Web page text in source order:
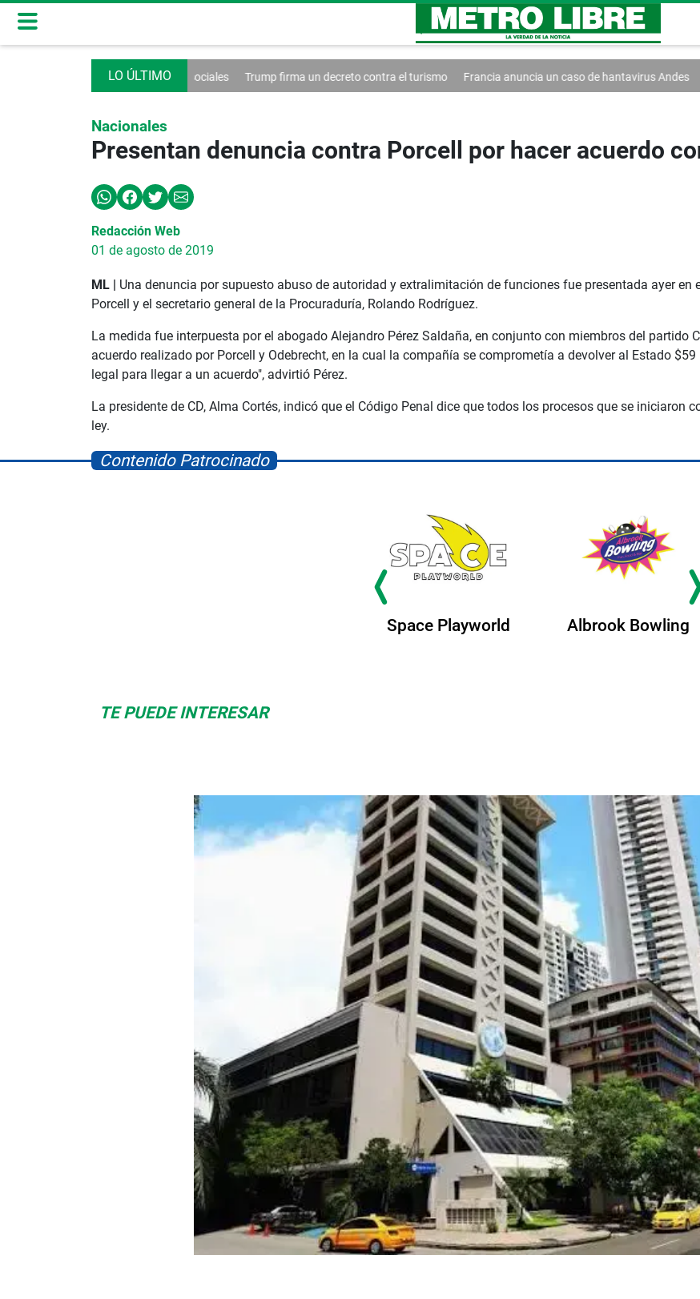
de las redes sociales Trump firma un decreto contra el turismo Francia anuncia un caso de hantavirus Andes Washington
Nacionales
Presentan denuncia contra Porcell por hacer acuerdo
Redacción Web
01 de agosto de 2019
ML |
Una denuncia por supuesto abuso de autoridad y extralimitación de funciones fue presentada ayer
Porcell y el secretario general de la Procuraduría, Rolando Rodríguez.
La medida fue interpuesta por el abogado Alejandro Pérez Saldaña, en conjunto con miembros del partido
acuerdo realizado por Porcell y Odebrecht, en la cual la compañía se comprometía a devolver al Estado
legal para llegar a un acuerdo", advirtió Pérez.
La presidente de CD, Alma Cortés, indicó que el Código Penal dice que todos los procesos que se iniciaron
ley.
Contenido Patrocinado
Space Playworld Albrook Bowling
TE PUEDE INTERESAR